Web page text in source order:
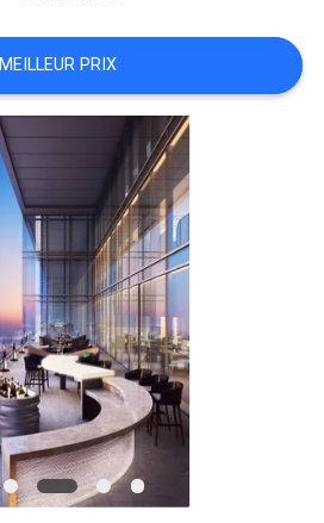
MEILLEUR PRIX